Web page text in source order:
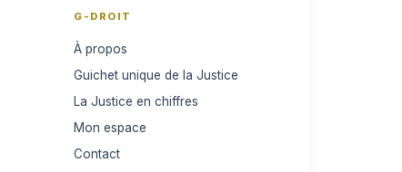
G-DROIT
À propos
Guichet unique de la Justice
La Justice en chiffres
Mon espace
Contact